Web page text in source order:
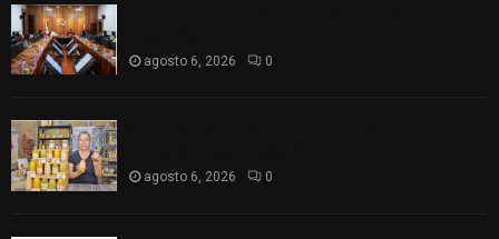
agosto 6, 2026 0
agosto 6, 2026 0